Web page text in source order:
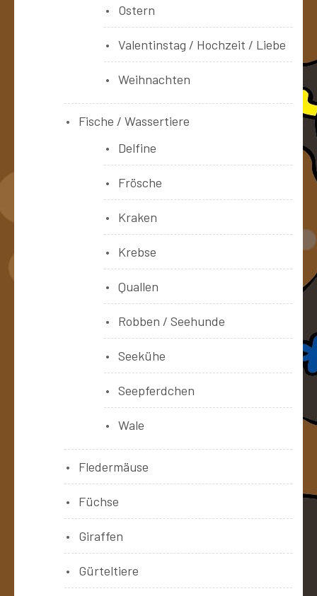
Ostern
Valentinstag / Hochzeit / Liebe
Weihnachten
Fische / Wassertiere
Delfine
Frösche
Kraken
Krebse
Quallen
Robben / Seehunde
Seekühe
Seepferdchen
Wale
Fledermäuse
Füchse
Giraffen
Gürteltiere